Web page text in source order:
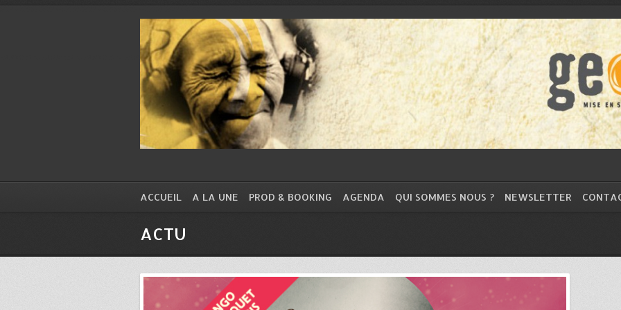
ACCUEIL A LA UNE PROD & BOOKING AGENDA QUI SOMMES NOUS ? NEWSLETTER
ACTU